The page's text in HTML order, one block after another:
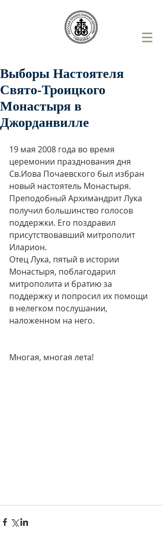
Выборы Настоятеля
Свято-Троицкого
Монастыря в
Джорданвилле
19 мая 2008 года во время
церемонии празднования дня
Св.Иова Почаевского был избран
новый настоятель Монастыря.
Преподобный Архимандрит Лука
получил большинство голосов
поддержки. Его поздравил
присутствовавший митрополит
Иларион.
Отец Лука, пятый в истории
Монастыря, поблагодарил
митрополита и братию за
поддержку и попросил их помощи
в нелегком послушании,
наложенном на него.
Многая, многая лета!